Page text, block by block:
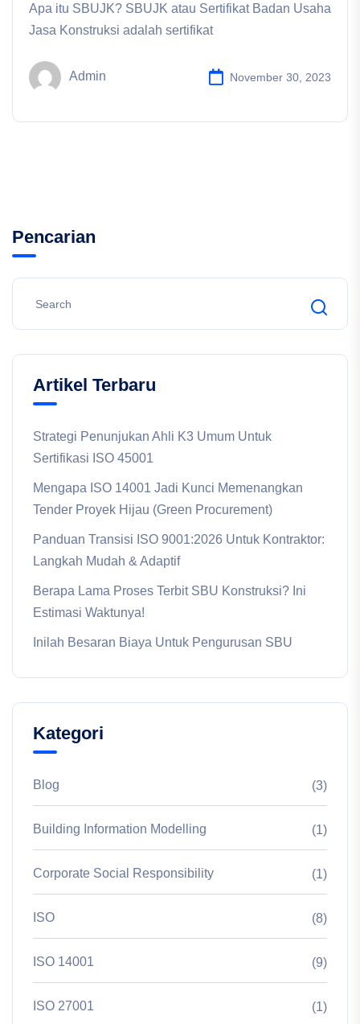
Apa itu SBUJK? SBUJK atau Sertifikat Badan Usaha
Jasa Konstruksi adalah sertifikat
Admin November 30, 2023
Pencarian
Artikel Terbaru
Strategi Penunjukan Ahli K3 Umum Untuk
Sertifikasi ISO 45001
Mengapa ISO 14001 Jadi Kunci Memenangkan
Tender Proyek Hijau (Green Procurement)
Panduan Transisi ISO 9001:2026 Untuk Kontraktor:
Langkah Mudah & Adaptif
Berapa Lama Proses Terbit SBU Konstruksi? Ini
Estimasi Waktunya!
Inilah Besaran Biaya Untuk Pengurusan SBU
Kategori
Blog (3)
Building Information Modelling (1)
Corporate Social Responsibility (1)
ISO (8)
ISO 14001 (9)
ISO 27001 (1)